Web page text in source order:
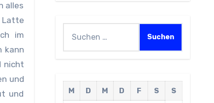
alles
Latte
im
kann
nicht
und
und
nach:
M D M D F S
S